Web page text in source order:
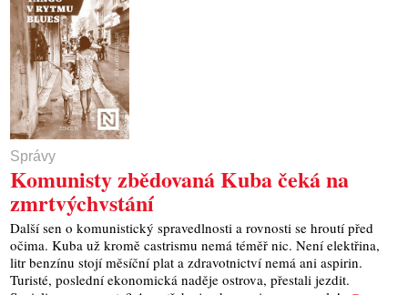
Správy
Komunisty zbědovaná Kuba čeká na
zmrtvýchvstání
Další sen o komunistický spravedlnosti a rovnosti se hroutí před
očima. Kuba už kromě castrismu nemá téměř nic. Není elektřina,
litr benzínu stojí měsíční plat a zdravotnictví nemá ani aspirin.
Turisté, poslední ekonomická naděje ostrova, přestali jezdit.